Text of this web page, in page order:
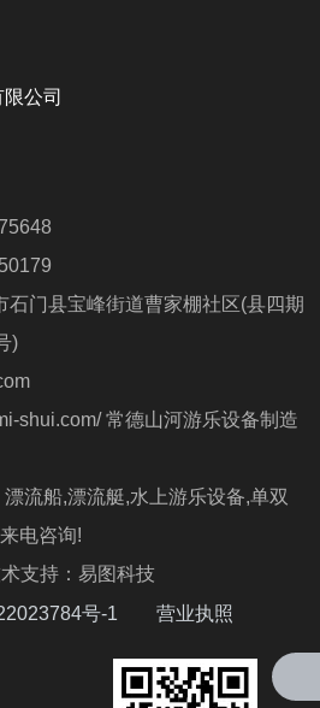
公司
石门县宝峰街道曹家棚社区(县四期
)
shui.com/ 常德山河游乐设备制造
流船,漂流艇,水上游乐设备,单双
电咨询!
by 祥云平台 技术支持：易图科技
号-1 营业执照